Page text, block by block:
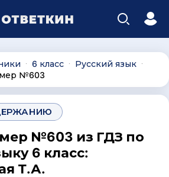
∙ 6 класс ∙ Русский язык ∙
№603
№603 из ГДЗ по
6 класс:
Т.А.